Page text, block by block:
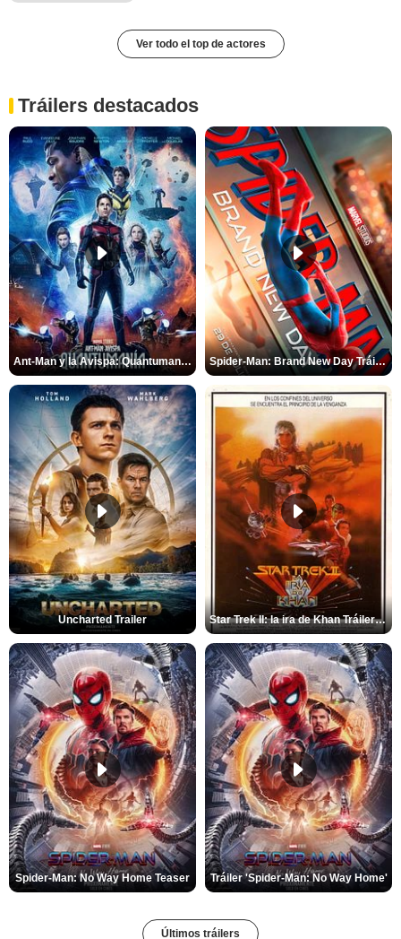
Ver todo el top de actores
Tráilers destacados
Ant-Man y la Avispa: Quantumanía Tráiler (2) Spider-Man: Brand New Day Tráiler (3)
Uncharted Trailer Star Trek II: la ira de Khan Tráiler VO
Spider-Man: No Way Home Teaser Tráiler 'Spider-Man: No Way Home'
Últimos tráilers